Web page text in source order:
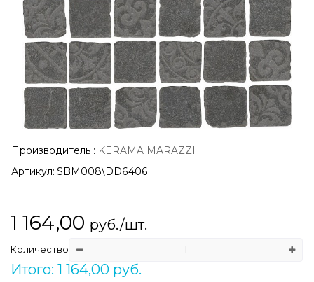
Производитель : KERAMA MARAZZI
Артикул: SBM008\DD6406
1 164,00 руб./шт.
Количество
Итого: 1 164,00 руб.